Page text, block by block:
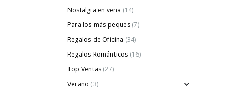
Nostalgia en vena (14)
Para los más peques (7)
Regalos de Oficina (34)
Regalos Románticos (16)
Top Ventas (27)
Verano (3)